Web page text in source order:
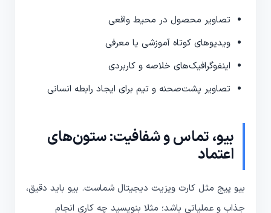
تصاویر محصول در محیط واقعی
ویدیوهای کوتاه آموزشی یا معرفی
اینفوگرافیک‌های خلاصه و کاربردی
تصاویر پشت‌صحنه و تیم برای ایجاد رابطه انسانی
بیو، تماس و شفافیت: ستون‌های
اعتماد
بیو پیج مثل کارت ویزیت دیجیتال شماست. بیو باید دقیق،
جذاب و عملیاتی باشد؛ مثلا بنویسید چه کاری انجام